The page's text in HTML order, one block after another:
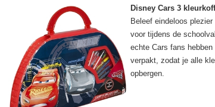
Disney Cars 3
Beleef eindeloos
voor tijdens de
echte Cars fans
verpakt, zodat je alle
opbergen.